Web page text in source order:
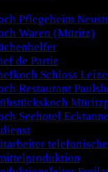
Pflegeheim
Waren (Müritz)
de Partie
Schloss
Restaurant
Seehotel